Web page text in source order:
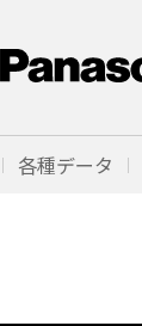
各種データ